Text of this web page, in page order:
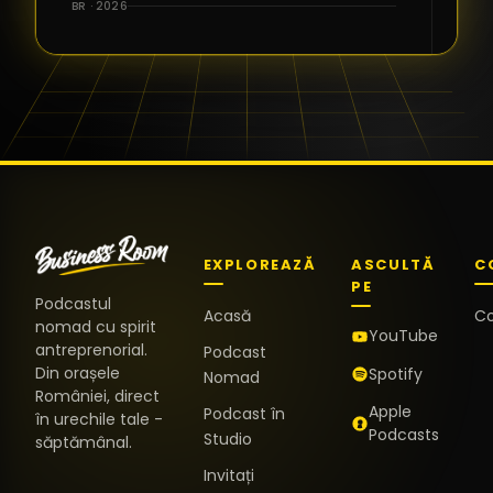
BR · 2026
Podcastul
nomad cu spirit
antreprenorial.
Din orașele
României, direct
în urechile tale -
săptămânal.
EXPLOREAZĂ
Acasă
Podcast
Nomad
Podcast în
Studio
Invitați
ASCULTĂ
PE
YouTube
Spotify
Apple
Podcasts